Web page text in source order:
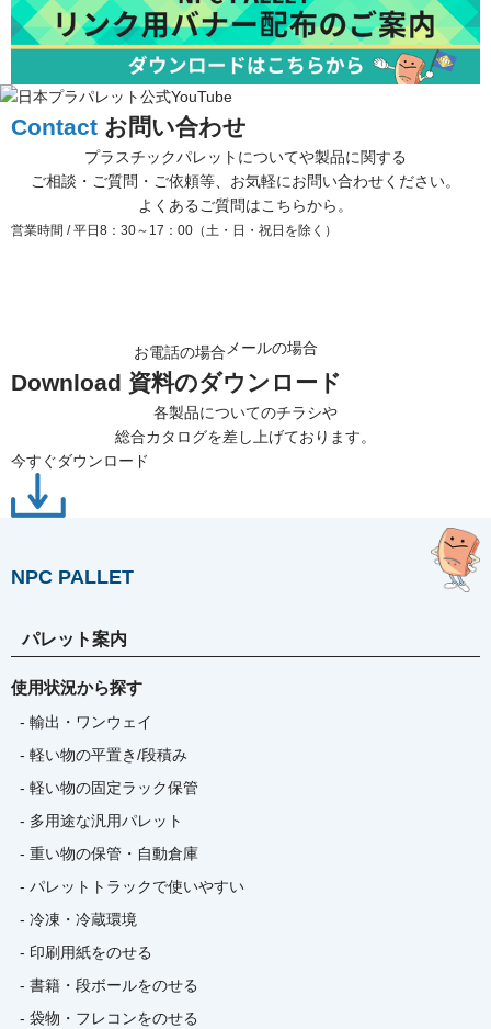
Contact お問い合わせ
プラスチックパレットについてや製品に関する
ご相談・ご質問・ご依頼等、お気軽にお問い合わせください。
よくあるご質問はこちらから。
営業時間 / 平日8：30～17：00（土・日・祝日を除く）
お電話の場合 メールの場合
Download 資料のダウンロード
各製品についてのチラシや
総合カタログを差し上げております。
今すぐダウンロード
NPC PALLET
パレット案内
使用状況から探す
- 輸出・ワンウェイ
- 軽い物の平置き/段積み
- 軽い物の固定ラック保管
- 多用途な汎用パレット
- 重い物の保管・自動倉庫
- パレットトラックで使いやすい
- 冷凍・冷蔵環境
- 印刷用紙をのせる
- 書籍・段ボールをのせる
- 袋物・フレコンをのせる